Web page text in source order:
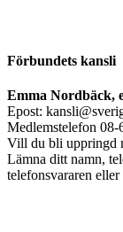
Förbundets kansli
Emma Nordbäck,
Epost:
Medlemstelefon 08-
Vill du bli uppringd
Lämna ditt namn,
telefonsvararen